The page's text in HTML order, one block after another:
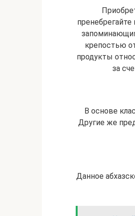
крепостью
продукты
за
В основе
Другие же
Данное